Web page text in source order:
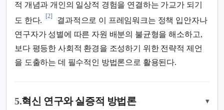
적 개념과 개인의 일상적 경험을 연결하는 가교가 되기
도 한다.
[2]
결과적으로 이 프레임워크는 정책 입안자나
연구자가 성별에 따른 자원 배분의 불균형을 해소하고,
보다 평등한 사회적 환경을 조성하기 위한 전략적 제언
을 도출하는 데 필수적인 방법론으로 활용된다.
5.혁신 연구와 실증적 방법론 ▾